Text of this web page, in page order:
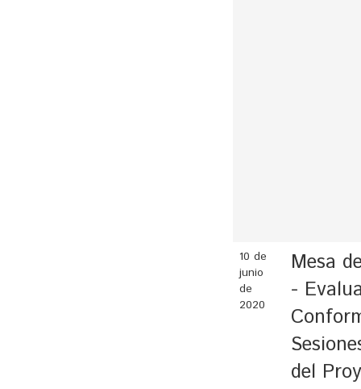
10 de
junio
de
2020
Mesa
-
del